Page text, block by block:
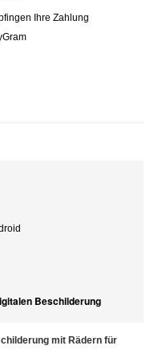
Ihre Zahlung
Beschilderung
mit Rädern für